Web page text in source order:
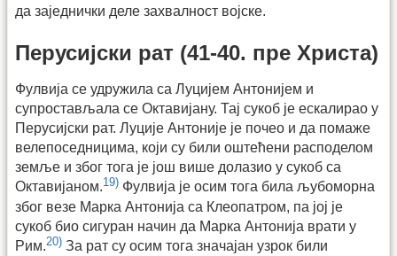
да заједнички деле захвалност војске.
Перусијски рат (41-40. пре Христа)
Фулвија се удружила са Луцијем Антонијем и
супростављала се Октавијану. Тај сукоб је ескалирао у
Перусијски рат. Луције Антоније је почео и да помаже
велепоседницима, који су били оштећени расподелом
земље и због тога је још више долазио у сукоб са
Октавијаном.19) Фулвија је осим тога била љубоморна
због везе Марка Антонија са Клеопатром, па јој је
сукоб био сигуран начин да Марка Антонија врати у
Рим.20) За рат су осим тога значајан узрок били